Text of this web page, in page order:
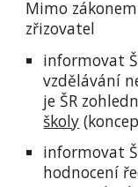
Mimo
zřizovatel
informovat
vzdělávání
je ŠR
školy
informovat
hodnocení